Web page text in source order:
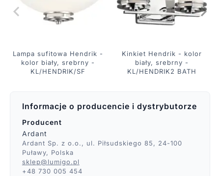
Lampa sufitowa Hendrik -
kolor biały, srebrny -
KL/HENDRIK/SF
Kinkiet Hendrik - kolor
biały, srebrny -
KL/HENDRIK2 BATH
Informacje o producencie i dystrybutorze
Producent
Ardant
Ardant Sp. z o.o., ul. Piłsudskiego 85, 24-100
Puławy, Polska
sklep@lumigo.pl
+48 730 005 454